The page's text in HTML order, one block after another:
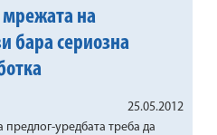
мрежата на
бара сериозна
25.05.2012
уредбата треба да